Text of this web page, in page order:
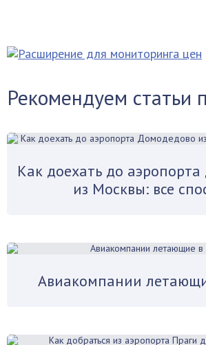
Рекомендуем статьи
Как доехать до
из Москвы: все
Авиакомпании